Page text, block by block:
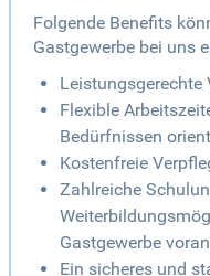
Folgende Benefits
Gastgewerbe bei uns
Leistungsgerechte
Flexible
Bedürfnissen
Kostenfreie
Zahlreiche
Gastgewerbe
Ein sicheres und